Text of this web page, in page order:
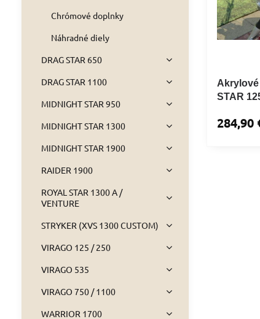
STAR
284,90
Chrómové doplnky
Náhradné diely
DRAG STAR 650
DRAG STAR 1100
MIDNIGHT STAR 950
MIDNIGHT STAR 1300
MIDNIGHT STAR 1900
RAIDER 1900
ROYAL STAR 1300 A /
VENTURE
STRYKER (XVS 1300 CUSTOM)
VIRAGO 125 / 250
VIRAGO 535
VIRAGO 750 / 1100
WARRIOR 1700